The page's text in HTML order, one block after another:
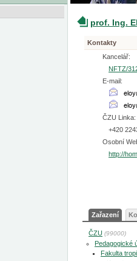
prof. Ing.
Kontakty
Kancelář:
NFTZ/
E-mail:
ČZU Linka:
+420
Osobní
http://
Zařazení
ČZU (99000)
Pedagogické
Fakulta